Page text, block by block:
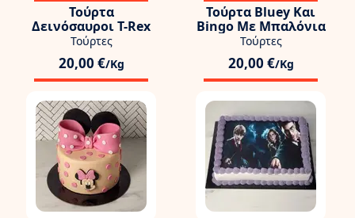
Τούρτα
Δεινόσαυροι T-Rex
Τούρτες
20,00 €/Kg
Τούρτα Bluey Και
Bingo Με Μπαλόνια
Τούρτες
20,00 €/Kg